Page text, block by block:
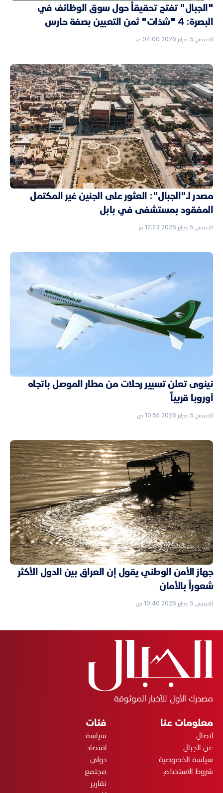
"الجبال" تفتح تحقيقاً حول سوق الوظائف في
البصرة: 4 "شدّات" ثمن التعيين بصفة حارس
الخميس 5 فبراير 2026 04:00 م
مصدر لـ"الجبال": العثور على الجنين غير المكتمل
المفقود بمستشفى في بابل
الخميس 5 فبراير 2026 12:23 م
نينوى تعلن تسيير رحلات من مطار الموصل باتجاه
أوروبا قريباً
الخميس 5 فبراير 2026 10:55 ص
جهاز الأمن الوطني يقول إن العراق بين الدول الأكثر
شعوراً بالأمان
الخميس 5 فبراير 2026 10:40 ص
مصدرك الأول للأخبار الموثوقة
معلومات عنا
اتصال
عن الجبال
سياسة الخصوصية
شروط الاستخدام
فئات
سياسة
اقتصاد
دولي
مجتمع
تقارير